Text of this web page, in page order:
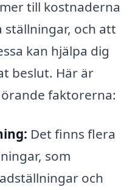
till kostnaderna
och att
kan hjälpa dig
beslut. Här är
faktorerna:
Det finns flera
som
och